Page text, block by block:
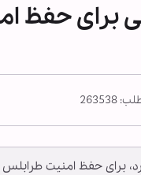
برای
برای حفظ امنیت